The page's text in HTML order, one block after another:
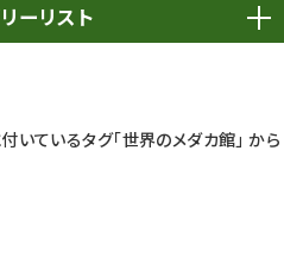
ーリスト
付いているタグ「世界のメダカ館」 から